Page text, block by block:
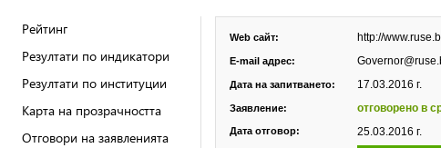
Рейтинг
Резултати по индикатори
Резултати по институции
Карта на прозрачността
Отговори на заявленията
Web сайт: http://
E-mail адрес:
Дата на запитването: 17.03.2016 г.
Заявление: отговорено в
Дата отговор: 25.03.2016 г.